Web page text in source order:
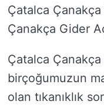
Çatalca Çanakça
Çanakça Gider
Çatalca Çanakça
birçoğumuzun
olan tıkanıklık